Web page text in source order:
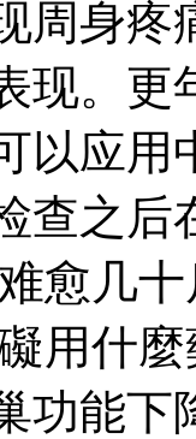
周身疼
现。
以应用
查之后
愈几
用什
功能下